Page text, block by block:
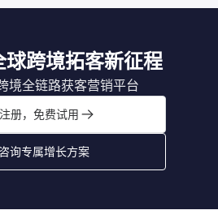
球跨境拓客新征程
境全链路获客营销平台
册，免费试用
询专属增长方案